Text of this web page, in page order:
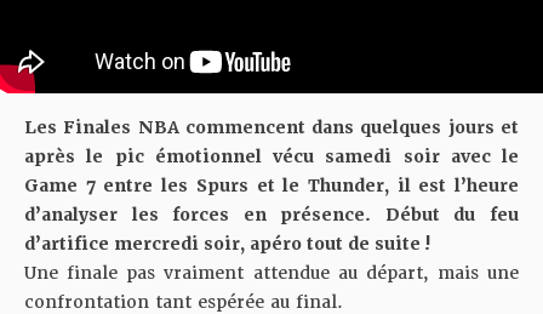
Les Finales NBA commencent dans quelques jours et
après le pic émotionnel vécu samedi soir avec le
Game 7 entre les Spurs et le Thunder, il est l’heure
d’analyser les forces en présence. Début du feu
d’artifice mercredi soir, apéro tout de suite !
Une finale pas vraiment attendue au départ, mais une
confrontation tant espérée au final.